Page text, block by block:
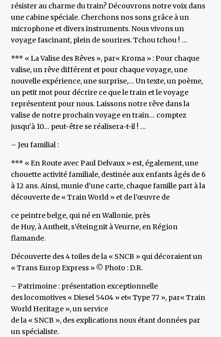
résister au charme du train? Découvrons notre voix dans
une cabine spéciale. Cherchons nos sons grâce à un
microphone et divers instruments. Nous vivons un
voyage fascinant, plein de sourires. Tchou tchou ! …
*** « La Valise des Rêves », par« Kroma » : Pour chaque
valise, un rêve différent et pour chaque voyage, une
nouvelle expérience, une surprise,… Un texte, un poème,
un petit mot pour décrire ce que le train et le voyage
représentent pour nous. Laissons notre rêve dans la
valise de notre prochain voyage en train… comptez
jusqu’à 10… peut-être se réalisera-t-il ! …
– Jeu familial :
*** « En Route avec Paul Delvaux » est, également, une
chouette activité familiale, destinée aux enfants âgés de 6
à 12 ans. Ainsi, munie d’une carte, chaque famille part à la
découverte de « Train World » et de l’œuvre de
ce peintre belge, qui né en Wallonie, près
de Huy, à Antheit, s’éteingnit à Veurne, en Région
flamande.
Découverte des 4 toiles de la « SNCB » qui décoraient un
« Trans Europ Express » © Photo : D.R.
– Patrimoine : présentation exceptionnelle
des locomotives « Diesel 5404 » et« Type 77 », par« Train
World Heritage », un service
de la « SNCB », des explications nous étant données par
un spécialiste.